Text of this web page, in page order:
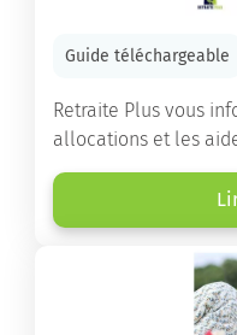
Guide téléchargeable
Retraite Plus vous
allocations et les
âgées ont droit pour
de retraite ou un